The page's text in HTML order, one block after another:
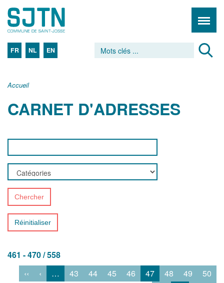
FR NL EN
Accueil
CARNET D'ADRESSES
Chercher
Réinitialiser
461 - 470 / 558
‹‹
‹ … 43 44 45 46 47 48 49
50